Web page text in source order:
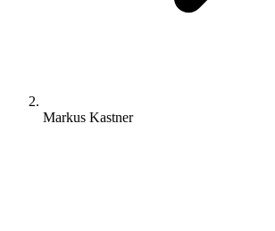
Markus Kastner